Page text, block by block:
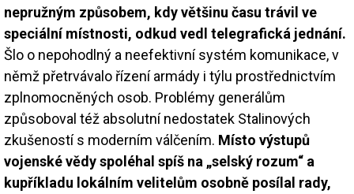
nepružným způsobem, kdy většinu času trávil ve
speciální místnosti, odkud vedl telegrafická jednání.
Šlo o nepohodlný a neefektivní systém komunikace, v
němž přetrvávalo řízení armády i týlu prostřednictvím
zplnomocněných osob. Problémy generálům
způsoboval též absolutní nedostatek Stalinových
zkušeností s moderním válčením. Místo výstupů
vojenské vědy spoléhal spíš na „selský rozum“ a
kupříkladu lokálním velitelům osobně posílal rady,